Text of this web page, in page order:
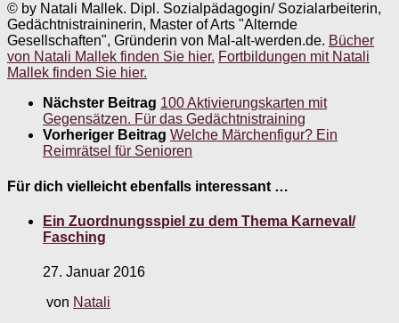
© by Natali Mallek. Dipl. Sozialpädagogin/ Sozialarbeiterin,
Gedächtnistraininerin, Master of Arts "Alternde
Gesellschaften", Gründerin von Mal-alt-werden.de. Bücher
von Natali Mallek finden Sie hier. Fortbildungen mit Natali
Mallek finden Sie hier.
Nächster Beitrag 100 Aktivierungskarten mit
Gegensätzen. Für das Gedächtnistraining
Vorheriger Beitrag Welche Märchenfigur? Ein
Reimrätsel für Senioren
Für dich vielleicht ebenfalls interessant …
Ein Zuordnungsspiel zu dem Thema Karneval/
Fasching
27. Januar 2016
von Natali